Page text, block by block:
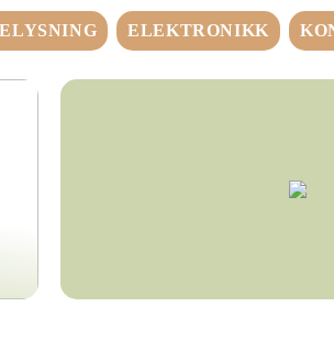
ELEKTRONIKK